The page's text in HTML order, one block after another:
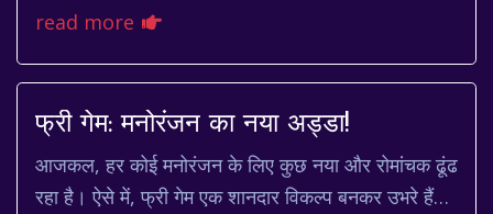
जाए, लेकिन यह इतना आसान नहीं है। एक वीडियो क...
read more
फ्री गेम: मनोरंजन का नया अड्डा!
आजकल, हर कोई मनोरंजन के लिए कुछ नया और रोमांचक ढूंढ
रहा है। ऐसे में, फ्री गेम एक शानदार विकल्प बनकर उभरे हैं।